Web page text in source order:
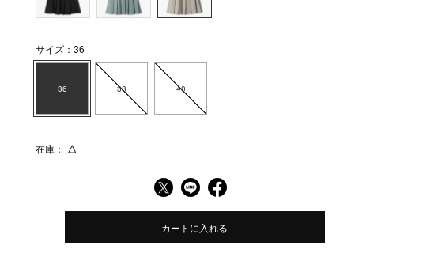
サイズ：36
36 38 40
在庫： △
カートに入れる